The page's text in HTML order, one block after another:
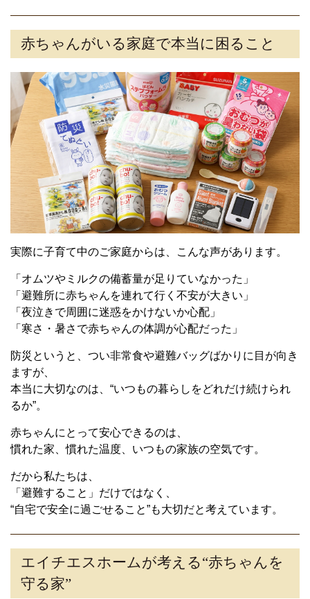
赤ちゃんがいる家庭で本当に困ること
実際に子育て中のご家庭からは、こんな声があります。
「オムツやミルクの備蓄量が足りていなかった」
「避難所に赤ちゃんを連れて行く不安が大きい」
「夜泣きで周囲に迷惑をかけないか心配」
「寒さ・暑さで赤ちゃんの体調が心配だった」
防災というと、つい非常食や避難バッグばかりに目が向き
ますが、
本当に大切なのは、“いつもの暮らしをどれだけ続けられ
るか”。
赤ちゃんにとって安心できるのは、
慣れた家、慣れた温度、いつもの家族の空気です。
だから私たちは、
「避難すること」だけではなく、
“自宅で安全に過ごせること”も大切だと考えています。
エイチエスホームが考える“赤ちゃんを
守る家”